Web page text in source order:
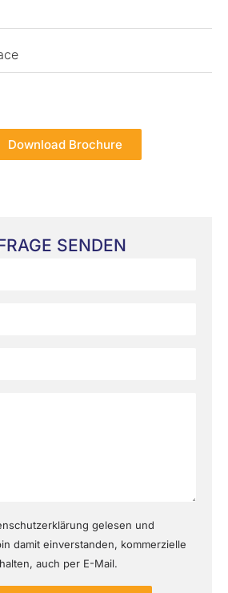
Download Brochure
SENDEN
gelesen und
damit einverstanden, kommerzielle
auch per E-Mail.